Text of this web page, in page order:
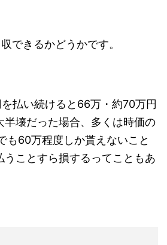
できるかどうかです。
払い続けると66万・約70万円
半壊だった場合、多くは時価の
も60万程度しか貰えないこと
うことすら損するってこともあ